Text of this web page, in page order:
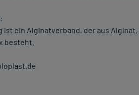
ist ein Alginatverband, der aus
besteht.